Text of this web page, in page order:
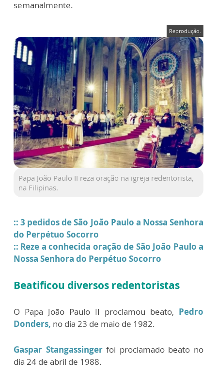
semanalmente.
Reprodução.
Papa João Paulo II reza oração na igreja redentorista,
na Filipinas.
:: 3 pedidos de São João Paulo a Nossa Senhora
do Perpétuo Socorro
:: Reze a conhecida oração de São João Paulo a
Nossa Senhora do Perpétuo Socorro
Beatificou diversos redentoristas
O Papa João Paulo II proclamou beato, Pedro
Donders, no dia 23 de maio de 1982.
Gaspar Stangassingerfoi proclamado beato no
dia 24 de abril de 1988.